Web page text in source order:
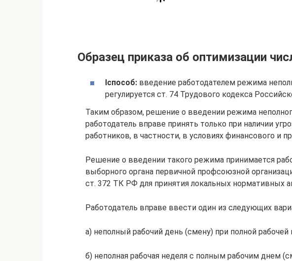
Образец приказа об оптимизации
способ: введение работодателем режима
регулируется ст. 74 Трудового кодекса
Таким образом, решение о введении режима
работодатель вправе принять только при наличии
работников, в частности, в условиях финансового и
Решение о введении такого режима принимается
выборного органа первичной профсоюзной
ст. 372 ТК РФ для принятия локальных нормативных
Работодатель вправе ввести один из следующих
а) неполный рабочий день (смену) при полной рабочей
б) неполная рабочая неделя с полным рабочим днем